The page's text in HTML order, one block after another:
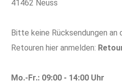
41462 Neuss
Bitte keine Rücksendungen an
Retouren hier anmelden:
Mo.-Fr.: 09:00 - 14:00 Uhr